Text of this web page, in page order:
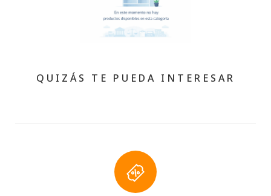
QUIZÁS TE PUEDA INTERESAR